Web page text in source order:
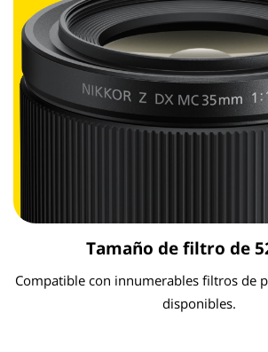
Tamaño de filtro de
Compatible con innumerables filtros de
disponibles.